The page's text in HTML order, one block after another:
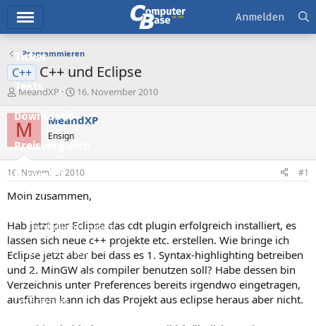
Ticker
Tests
Downloads
Preisvergleich
Forum
Aktuelles
Empfohlene Inhalte
Neue Beiträge
Neueste Aktivitäten
Leserartikel
Anmelden
Programmieren
C++ C++ und Eclipse
E
s
t
e
e
r
MeandXP
E
s
l
t
a
16. November 2010
M MeandXP
Ensign
16. November 2010 #1
Moin zusammen,
Hab jetzt per Eclipse das cdt plugin erfolgreich installiert, es
lassen sich neue c++ projekte etc. erstellen. Wie bringe ich
Eclipse jetzt aber bei dass es 1. Syntax-highlighting betreiben
und 2. MinGW als compiler benutzen soll? Habe dessen bin
Verzeichnis unter Preferences bereits irgendwo eingetragen,
ausführen kann ich das Projekt aus eclipse heraus aber nicht.